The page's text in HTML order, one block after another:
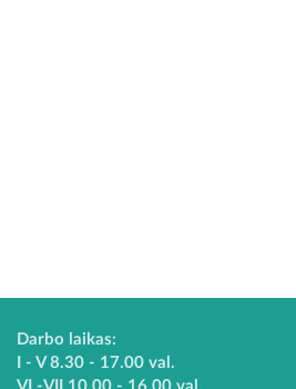
Darbo laikas:
I - V 8.30 - 17.00 val.